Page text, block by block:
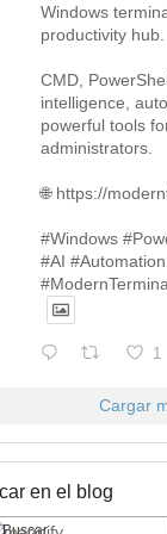
Windows
productivity hub.
CMD,
intelligence,
powerful tools
administrators.
🌐 https://
#Windows
#AI #Automation
1
Cargar
en el blog